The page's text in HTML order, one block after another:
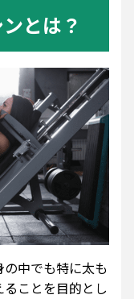
とは？
中でも特に太も
ことを目的とし